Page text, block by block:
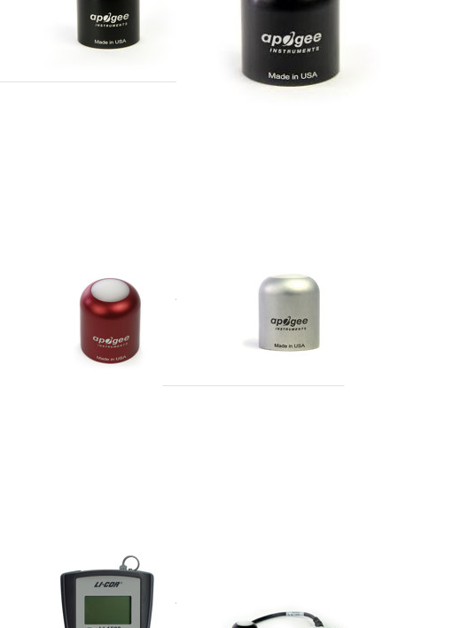
Sun calibration quantum
sensor, 0-2,5V, 5m cable
quantum sensor, 0-2.5vdc
SQ-6xx-SS serie
LI-1500G-UW